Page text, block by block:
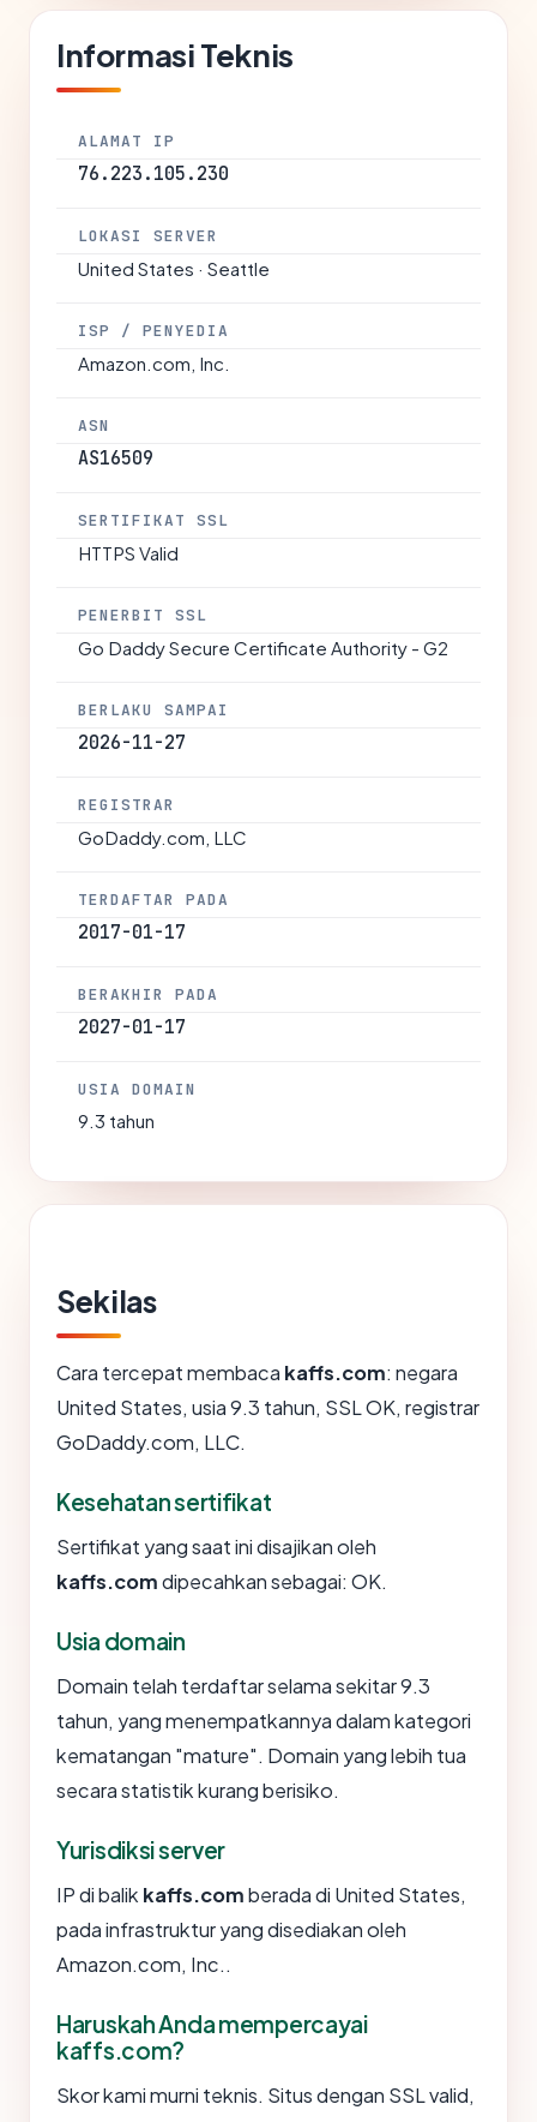
Informasi Teknis
ALAMAT IP
76.223.105.230
LOKASI SERVER
United States · Seattle
ISP / PENYEDIA
Amazon.com, Inc.
ASN
AS16509
SERTIFIKAT SSL
HTTPS Valid
PENERBIT SSL
Go Daddy Secure Certificate Authority - G2
BERLAKU SAMPAI
2026-11-27
REGISTRAR
GoDaddy.com, LLC
TERDAFTAR PADA
2017-01-17
BERAKHIR PADA
2027-01-17
USIA DOMAIN
9.3 tahun
Sekilas
Cara tercepat membaca kaffs.com: negara
United States, usia 9.3 tahun, SSL OK, registrar
GoDaddy.com, LLC.
Kesehatan sertifikat
Sertifikat yang saat ini disajikan oleh
kaffs.comdipecahkan sebagai: OK.
Usia domain
Domain telah terdaftar selama sekitar 9.3
tahun, yang menempatkannya dalam kategori
kematangan "mature". Domain yang lebih tua
secara statistik kurang berisiko.
Yurisdiksi server
IP di balik kaffs.comberada di United States,
pada infrastruktur yang disediakan oleh
Amazon.com, Inc..
Haruskah Anda mempercayai
kaffs.com?
Skor kami murni teknis. Situs dengan SSL valid,